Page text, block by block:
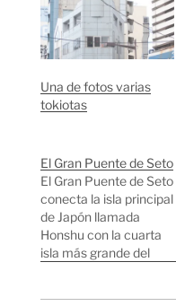
Una de fotos varias
tokiotas
El Gran Puente de Seto
El Gran Puente de Seto
conecta la isla principal
de Japón llamada
Honshu con la cuarta
isla más grande del